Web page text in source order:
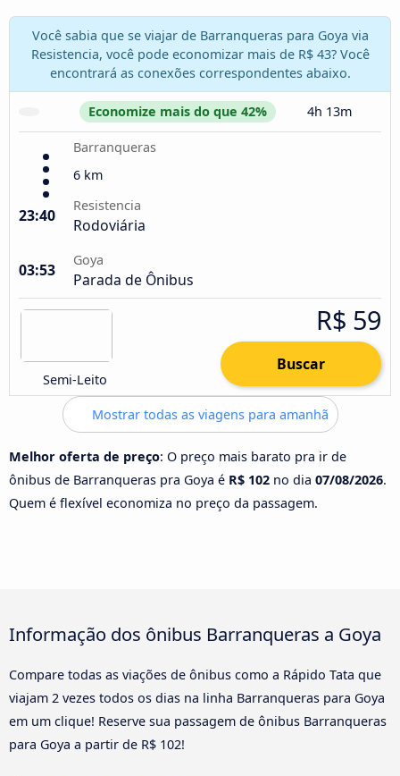
Você sabia que se viajar de Barranqueras para Goya via
Resistencia, você pode economizar mais de R$ 43? Você
encontrará as conexões correspondentes abaixo.
Economize mais do que 42% 4h 13m
Barranqueras
6 km
23:40
Resistencia
Rodoviária
03:53
Goya
Parada de Ônibus
Semi-Leito
R$ 59
Buscar
Mostrar todas as viagens para amanhã
Melhor oferta de preço: O preço mais barato pra ir de
ônibus de Barranqueras pra Goya é R$ 102 no dia 07/08/2026.
Quem é flexível economiza no preço da passagem.
Informação dos ônibus Barranqueras a Goya
Compare todas as viações de ônibus como a Rápido Tata que
viajam 2 vezes todos os dias na linha Barranqueras para Goya
em um clique! Reserve sua passagem de ônibus Barranqueras
para Goya a partir de R$ 102!